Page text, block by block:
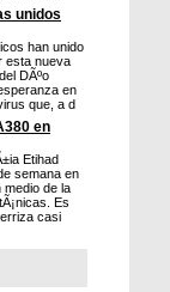
unidos
han unido
esta nueva
DÃºo
en
que, a d
en
Etihad
semana en
medio de la
Es
casi